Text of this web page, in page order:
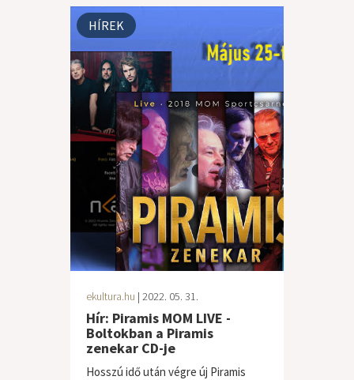
HÍREK
ekultura.hu | 2022. 05. 31.
Hír: Piramis MOM LIVE -
Boltokban a Piramis
zenekar CD-je
Hosszú idő után végre új Piramis